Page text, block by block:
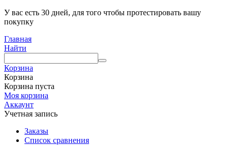
У вас есть 30 дней, для того чтобы протестировать вашу
покупку
Главная
Найти
Корзина
Корзина
Корзина пуста
Моя корзина
Аккаунт
Учетная запись
Заказы
Список сравнения